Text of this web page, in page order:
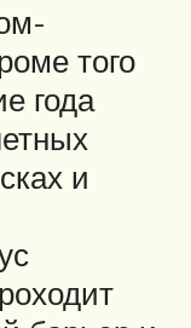
того
года
и